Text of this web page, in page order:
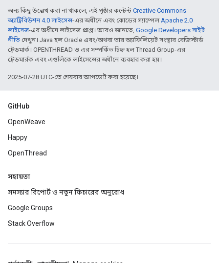
অন্য কিছু উল্লেখ করা না থাকলে, এই পৃষ্ঠার কন্টেন্ট Creative Commons
অ্যাট্রিবিউশন 4.0 লাইসেন্স-এর অধীনে এবং কোডের স্যাম্পেলApache 2.0
লাইসেন্স-এর অধীনে লাইসেন্স প্রাপ্ত। আরও জানতে, Google Developers সাইট
নীতি দেখুন। Java হল Oracle এবং/অথবা তার অ্যাফিলিয়েট সংস্থার রেজিস্টার্ড
ট্রেডমার্ক। OPENTHREAD ও এর সম্পর্কিত চিহ্ন হল Thread Group-এর
ট্রেডমার্রক এবং এগুলিকে লাইসেন্সের অধীনে ব্যবহার করা হয়।
2025-07-28 UTC-তে শেষবার আপডেট করা হয়েছে।
GitHub
OpenWeave
Happy
OpenThread
সহায়তা
সমস্যার রিপোর্ট ও নতুন ফিচারের অনুরোধ
Google Groups
Stack Overflow